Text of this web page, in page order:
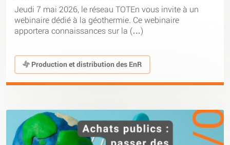
Jeudi 7 mai 2026, le réseau TOTEn vous invite à un
webinaire dédié à la géothermie. Ce webinaire
apportera connaissances sur la (…)
Production et distribution des EnR